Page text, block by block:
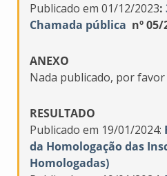
Publicado em 01/12/2023:
Chamada pública nº 05/
ANEXO
Nada publicado, por
RESULTADO
Publicado em 19/01/2024:
da Homologação das
Homologadas)